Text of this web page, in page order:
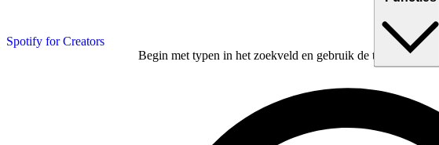
Spotify for Creators
Begin met typen in het zoekveld en gebruik de tabtoets om